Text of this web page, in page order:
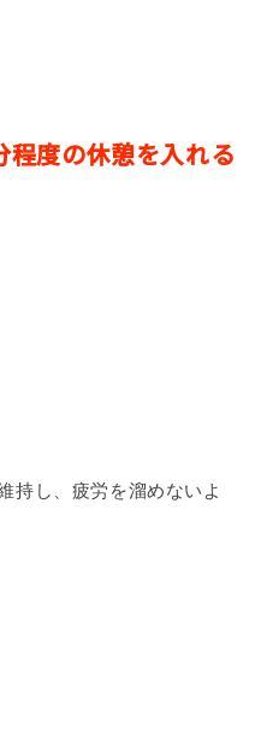
程度の休憩を入れる
持し、疲労を溜めないよ